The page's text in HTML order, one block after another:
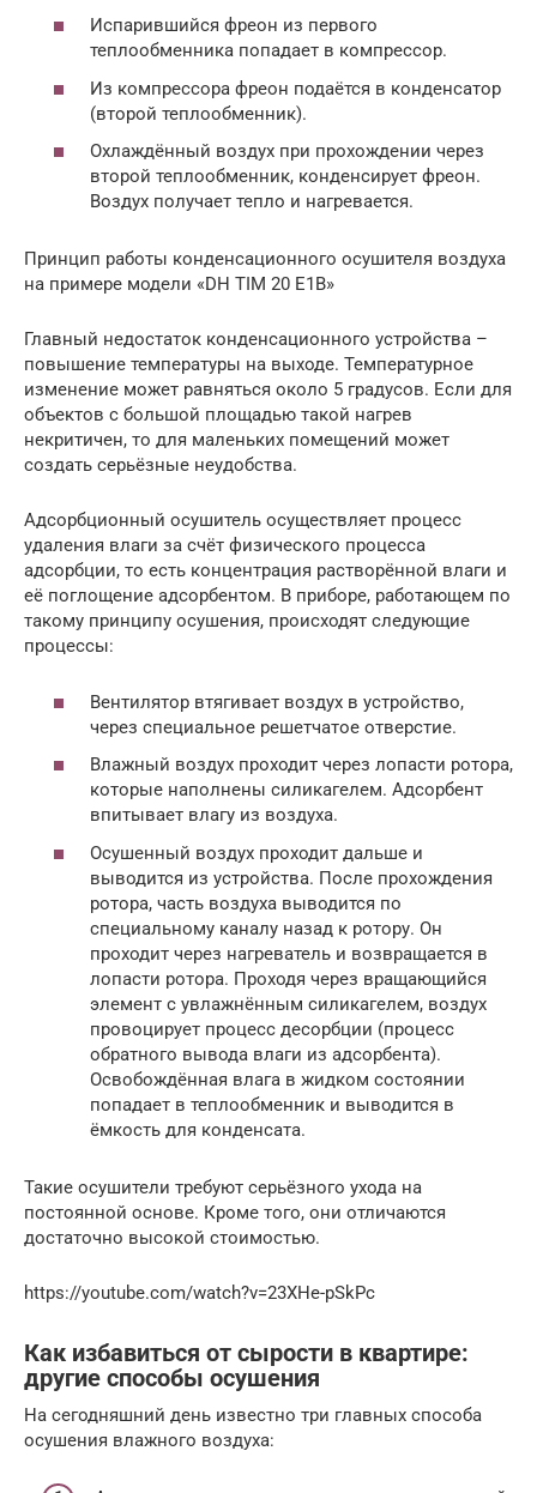
Испарившийся фреон из первого
теплообменника попадает в компрессор.
Из компрессора фреон подаётся в конденсатор
(второй теплообменник).
Охлаждённый воздух при прохождении через
второй теплообменник, конденсирует фреон.
Воздух получает тепло и нагревается.
Принцип работы конденсационного осушителя воздуха
на примере модели «DH TIM 20 E1B»
Главный недостаток конденсационного устройства –
повышение температуры на выходе. Температурное
изменение может равняться около 5 градусов. Если для
объектов с большой площадью такой нагрев
некритичен, то для маленьких помещений может
создать серьёзные неудобства.
Адсорбционный осушитель осуществляет процесс
удаления влаги за счёт физического процесса
адсорбции, то есть концентрация растворённой влаги и
её поглощение адсорбентом. В приборе, работающем по
такому принципу осушения, происходят следующие
процессы:
Вентилятор втягивает воздух в устройство,
через специальное решетчатое отверстие.
Влажный воздух проходит через лопасти ротора,
которые наполнены силикагелем. Адсорбент
впитывает влагу из воздуха.
Осушенный воздух проходит дальше и
выводится из устройства. После прохождения
ротора, часть воздуха выводится по
специальному каналу назад к ротору. Он
проходит через нагреватель и возвращается в
лопасти ротора. Проходя через вращающийся
элемент с увлажнённым силикагелем, воздух
провоцирует процесс десорбции (процесс
обратного вывода влаги из адсорбента).
Освобождённая влага в жидком состоянии
попадает в теплообменник и выводится в
ёмкость для конденсата.
Такие осушители требуют серьёзного ухода на
постоянной основе. Кроме того, они отличаются
достаточно высокой стоимостью.
https://youtube.com/watch?v=23XHe-pSkPc
Как избавиться от сырости в квартире:
другие способы осушения
На сегодняшний день известно три главных способа
осушения влажного воздуха: